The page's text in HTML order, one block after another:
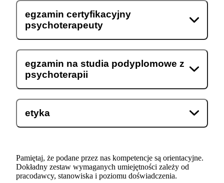
egzamin certyfikacyjny
psychoterapeuty
egzamin na studia podyplomowe z
psychoterapii
etyka
Pamiętaj, że podane przez nas kompetencje są orientacyjne.
Dokładny zestaw wymaganych umiejętności zależy od
pracodawcy, stanowiska i poziomu doświadczenia.